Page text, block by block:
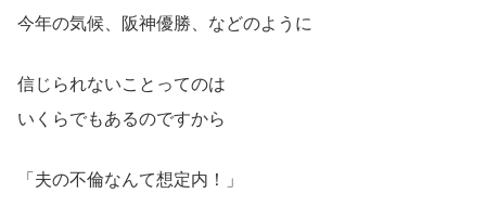
今年の気候、阪神優勝、などのように
信じられないことってのは
いくらでもあるのですから
「夫の不倫なんて想定内！」